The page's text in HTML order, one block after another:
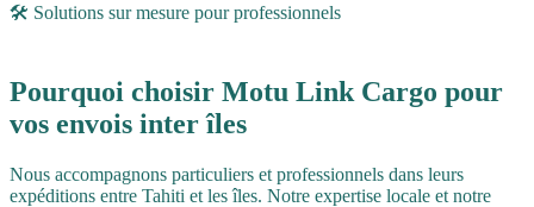
🛠️ Solutions sur mesure pour professionnels
Pourquoi choisir Motu Link Cargo pour
vos envois inter îles
Nous accompagnons particuliers et professionnels dans leurs
expéditions entre Tahiti et les îles. Notre expertise locale et notre